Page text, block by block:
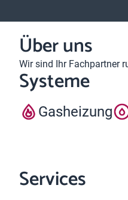
Über uns
Wir sind Ihr Fachpartner
Systeme
Gasheizung
Services